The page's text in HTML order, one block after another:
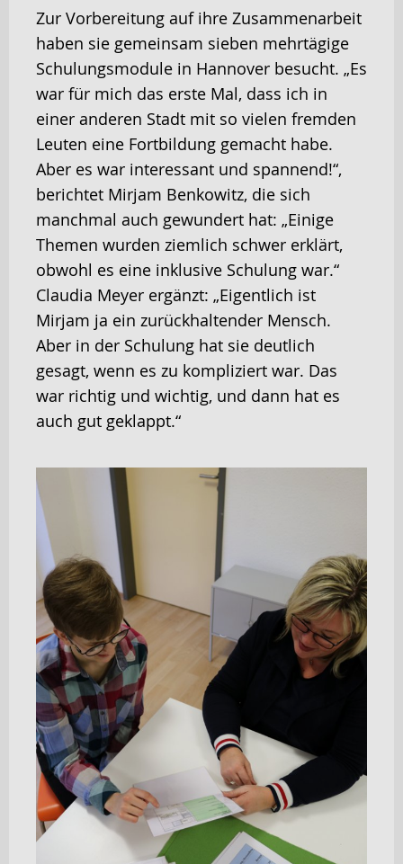
Zur Vorbereitung auf ihre Zusammenarbeit
haben sie gemeinsam sieben mehrtägige
Schulungsmodule in Hannover besucht. „Es
war für mich das erste Mal, dass ich in
einer anderen Stadt mit so vielen fremden
Leuten eine Fortbildung gemacht habe.
Aber es war interessant und spannend!“,
berichtet Mirjam Benkowitz, die sich
manchmal auch gewundert hat: „Einige
Themen wurden ziemlich schwer erklärt,
obwohl es eine inklusive Schulung war.“
Claudia Meyer ergänzt: „Eigentlich ist
Mirjam ja ein zurückhaltender Mensch.
Aber in der Schulung hat sie deutlich
gesagt, wenn es zu kompliziert war. Das
war richtig und wichtig, und dann hat es
auch gut geklappt.“